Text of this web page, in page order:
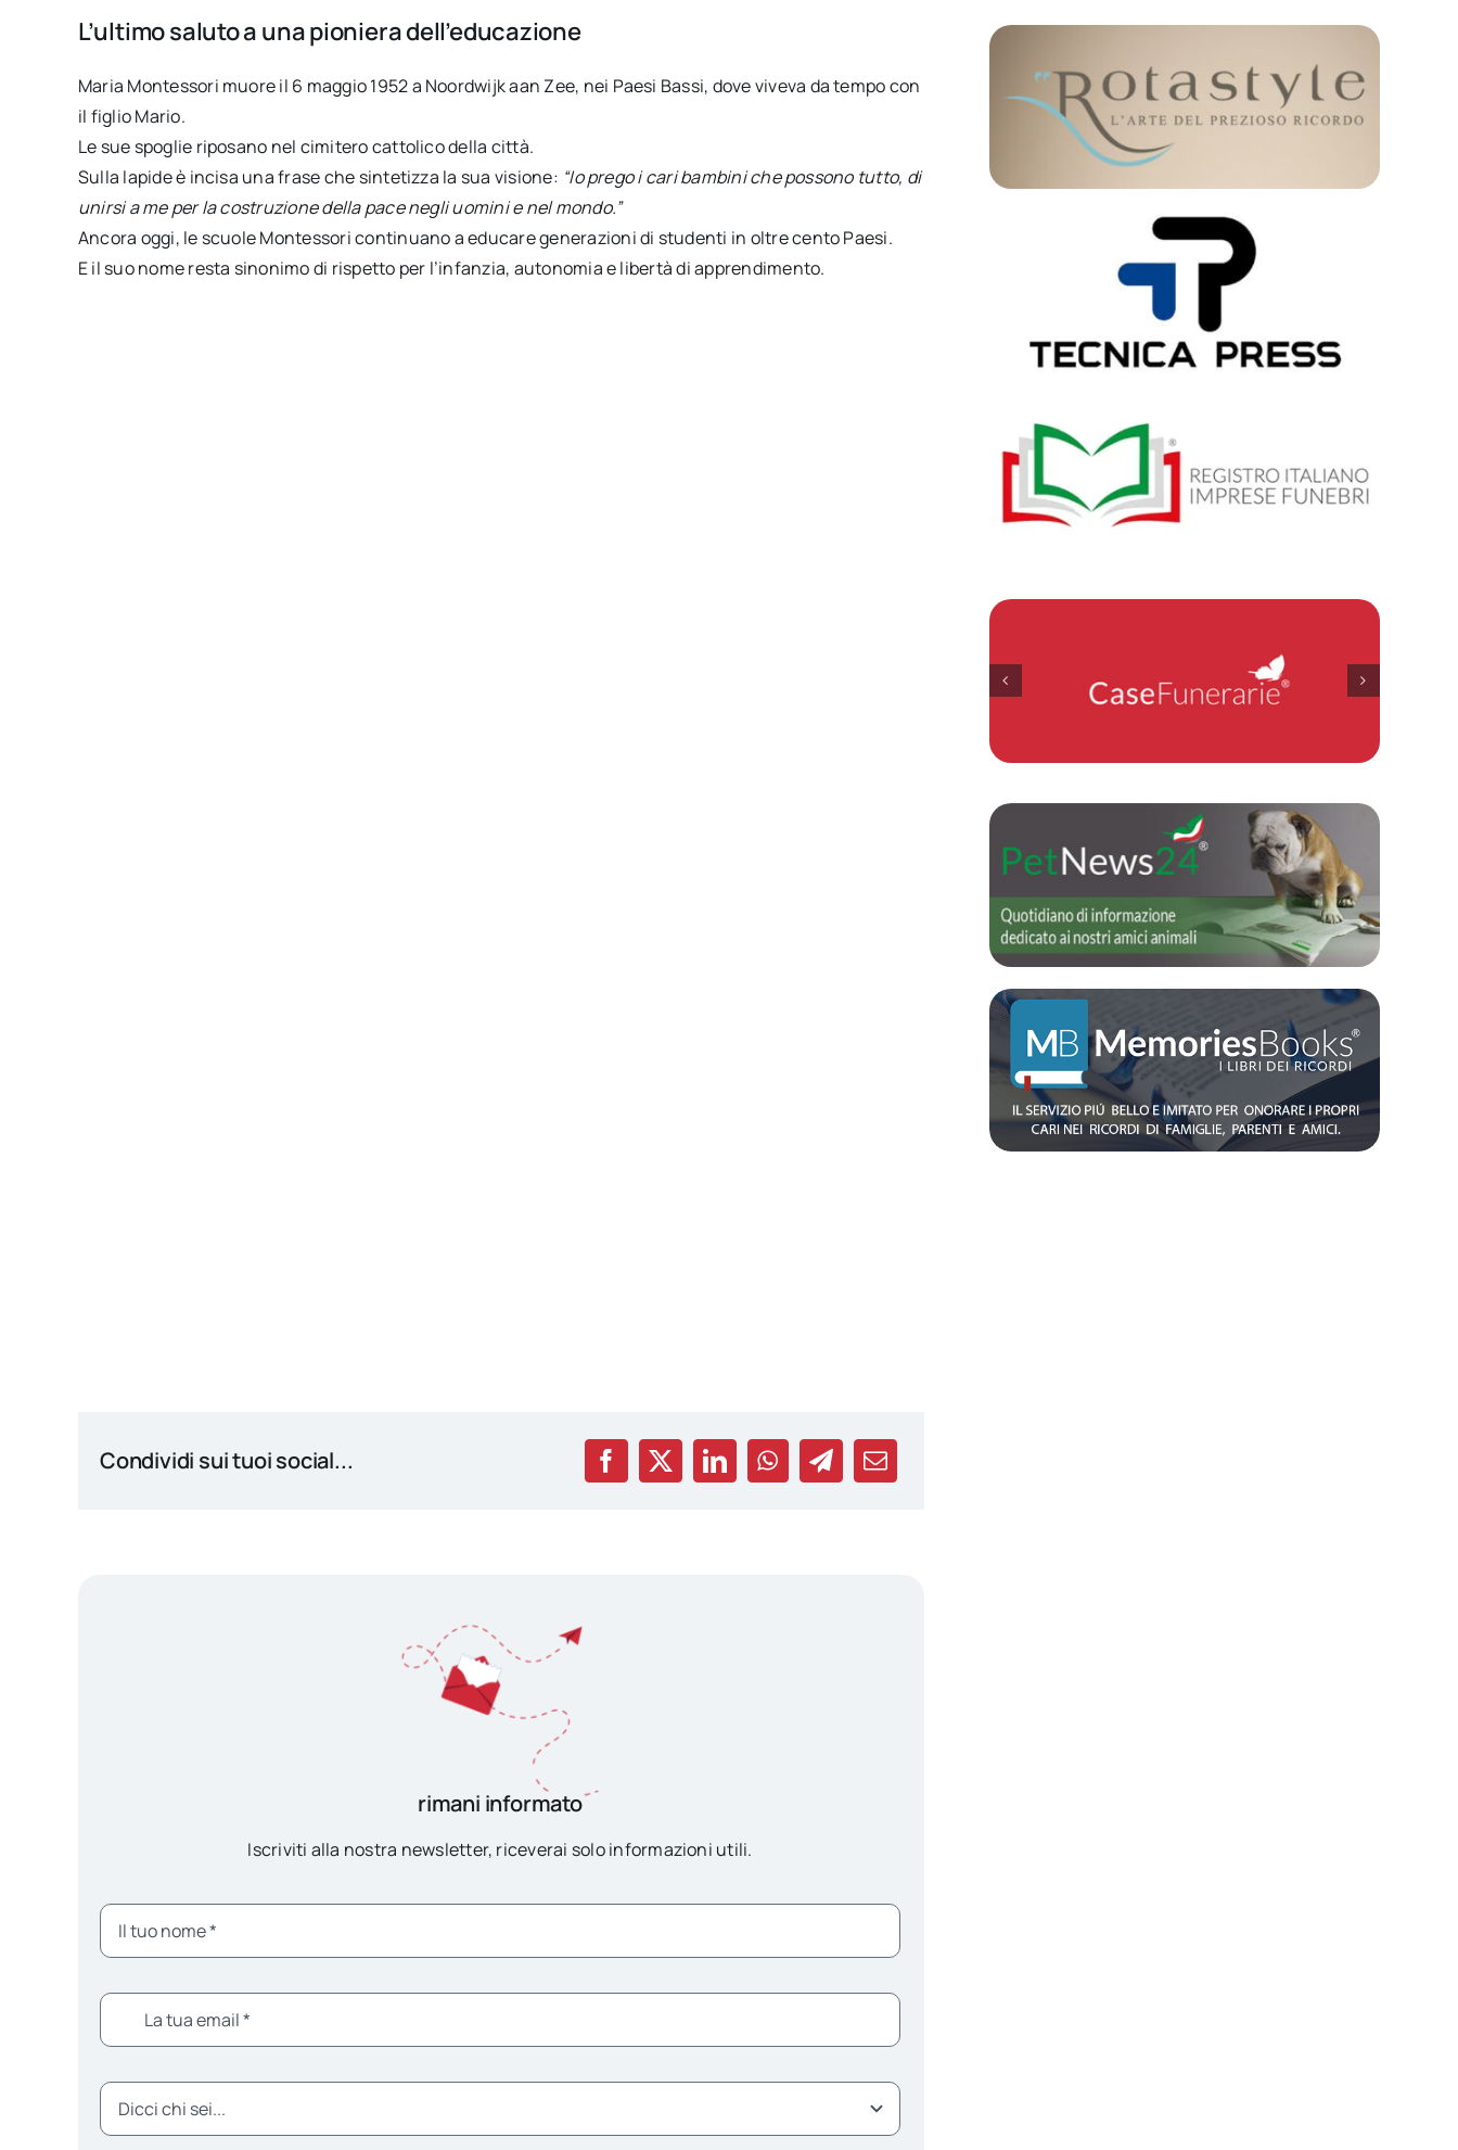
L’ultimo saluto a una pioniera dell’educazione
Maria Montessori muore il 6 maggio 1952 a Noordwijk aan Zee, nei Paesi Bassi, dove viveva da tempo con
il figlio Mario.
Le sue spoglie riposano nel cimitero cattolico della città.
Sulla lapide è incisa una frase che sintetizza la sua visione: “Io prego i cari bambini che possono tutto, di
unirsi a me per la costruzione della pace negli uomini e nel mondo.”
Ancora oggi, le scuole Montessori continuano a educare generazioni di studenti in oltre cento Paesi.
E il suo nome resta sinonimo di rispetto per l’infanzia, autonomia e libertà di apprendimento.
Condividi sui tuoi social...
rimani informato
Iscriviti alla nostra newsletter, riceverai solo informazioni utili.